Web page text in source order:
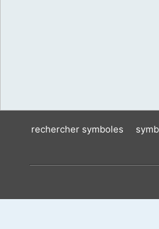
rechercher symboles